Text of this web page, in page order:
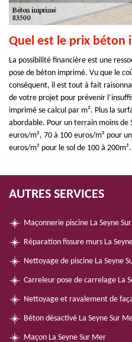
Quel est le prix béton
La possibilité financière est une
pose de béton imprimé. Vu que le
conséquent, il est tout à fait
de votre projet pour prévenir
imprimé se calcul par m². Plus la
abordable. Pour un terrain moins de
euros/m², 70 à 100 euros/m² pour
euros/m² pour le sol de 100 à 200m².
AUTRES SERVICES
Maçonnerie piscine La Seyne
Réparation fissure murs La
Nettoyage de piscine La Seyne
Carreleur pose de carrelage La
Nettoyage et ravalement de
Béton désactivé La Seyne Sur
Maçon La Seyne Sur Mer